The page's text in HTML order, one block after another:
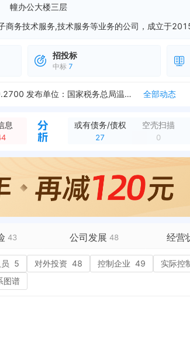
幢办公大楼三层
招投标
中标 7
新增欠税公告，欠税税种：增值税 欠税余额（元）：963.3000 发布单位：国家税务总局温州市鹿城区税务局
全部动态
全部动态
全部动态
新增开庭公告，案由：承揽合同纠纷 原告：亳州品宅品牌运营管理有限公司、付* 被告：王*、金螳螂家数字科技（苏州）有限公司 法院：安徽省亳州市中级人民法院...
全部动态
新增开庭公告，案由：清算责任纠纷 原告：韩** 被告：翁**、金螳螂家数字科技（苏州）有限公司 法院：宁波市鄞州区人民法院 开庭时间：2026-04-16
全部动态
新增欠税公告，欠税税种：教育费附加 欠税余额（元）：28.9000 发布单位：国家税务总局温州市鹿城区税务局
全部动态
息 或有债务/债权
27
空壳扫描
0
43 公司发展 48 经营
27
融资历史
招投标 9
5 对外投资 48 控制企业 49 实际控
图谱